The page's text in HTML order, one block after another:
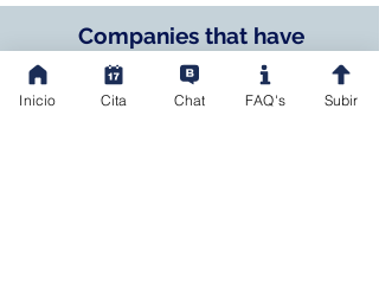
Companies that have
trusted us:
Inicio Cita Chat FAQ's Subir